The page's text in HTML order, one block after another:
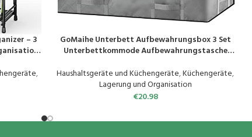
– 3
,
PRODUKT KAUFEN
GoMaihe Unterbett Aufbewahrungsbox 3 Set
Unterbettkommode Aufbewahrungstasche
Griff Faltbare Aufbewahrung für Kissen
Kleidung Decken Bettdecken
Haushaltsgeräte und Küchengeräte,Küchengeräte,
Lagerung und Organisation
€20.98